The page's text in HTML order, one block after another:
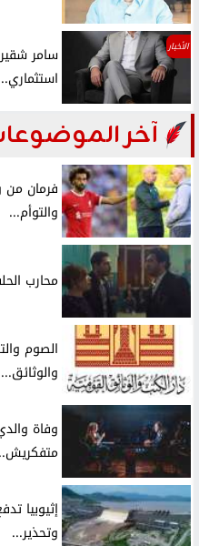
الأخبار
آخر
فرمان من
والتوأم...
محارب الحلقة 17 | سما إبراهيم
الصوم
والوثائق...
وفاة
إثيوبيا
وتحذير...